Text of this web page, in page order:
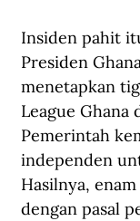
Insiden pahit
Presiden
menetapkan
League Ghana
Pemerintah
independen
Hasilnya,
dengan pasal